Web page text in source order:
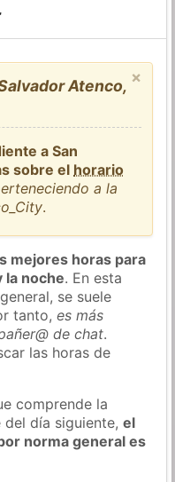
×
Atenco,
a San
sobre el horario
a la
.
mejores horas para
la noche. En esta
se suele
tanto,es más
de chat.
las horas de
comprende la
del día siguiente,el
norma general es